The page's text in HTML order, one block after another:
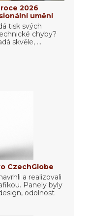
2026
umění
tisk svých
chyby?
skvěle, ...
CzechGlobe
a realizovali
Panely byly
odolnost